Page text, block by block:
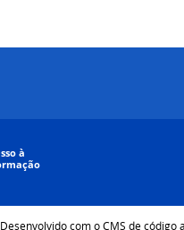
Desenvolvido com o CMS de código